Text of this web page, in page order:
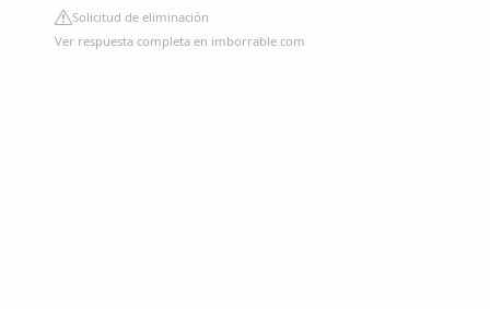
Solicitud de eliminación
Ver respuesta completa en imborrable.com